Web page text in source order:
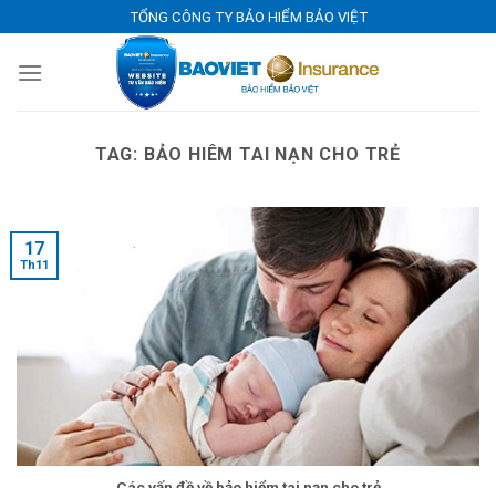
to
content
TỔNG CÔNG TY BẢO HIỂM BẢO VIỆT
TAG: BẢO HIÊM TAI NẠN CHO TRẺ
17
Th11